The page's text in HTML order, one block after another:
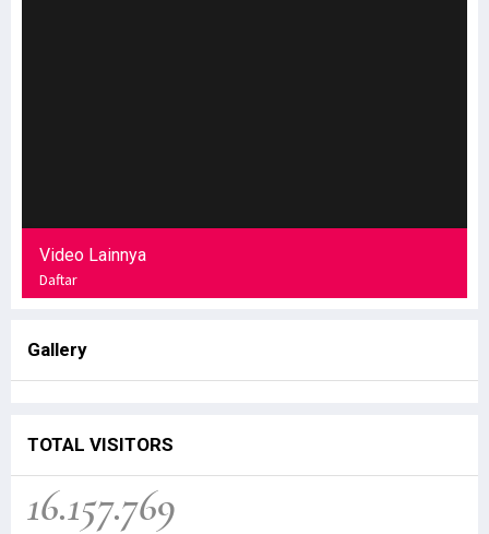
Video Lainnya
Daftar
Gallery
TOTAL VISITORS
16.157.769